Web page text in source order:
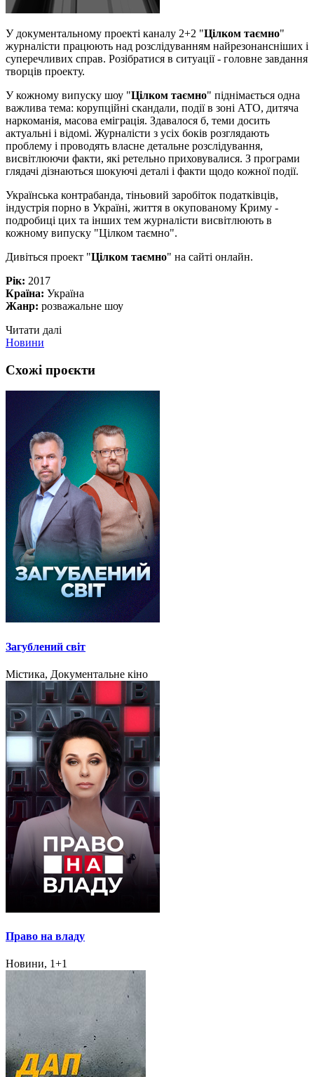
У документальному проекті каналу 2+2 "Цілком таємно"
журналісти працюють над розслідуванням найрезонансніших і
суперечливих справ. Розібратися в ситуації - головне завдання
творців проекту.
У кожному випуску шоу "Цілком таємно" піднімається одна
важлива тема: корупційні скандали, події в зоні АТО, дитяча
наркоманія, масова еміграція. Здавалося б, теми досить
актуальні і відомі. Журналісти з усіх боків розглядають
проблему і проводять власне детальне розслідування,
висвітлюючи факти, які ретельно приховувалися. З програми
глядачі дізнаються шокуючі деталі і факти щодо кожної події.
Українська контрабанда, тіньовий заробіток податківців,
індустрія порно в Україні, життя в окупованому Криму -
подробиці цих та інших тем журналісти висвітлюють в
кожному випуску "Цілком таємно".
Дивіться проект "Цілком таємно" на сайті онлайн.
Рік: 2017
Країна: Україна
Жанр: розважальне шоу
Читати далі
Новини
Схожі проєкти
Загублений світ
Містика, Документальне кіно
Право на владу
Новини, 1+1